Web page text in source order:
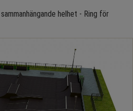
helhet - Ring för